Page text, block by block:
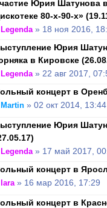
Юрия Шатунова
80-х-90-х»
Legenda» 18 ноя 2016,
Юрия
в Кировске
Legenda» 22 авг 2017,
концерт в
Martin » 02 окт 2014, 13:44
Юрия
Legenda» 17 май 2017,
концерт в
lara» 16 мар 2016, 17:29
концерт в